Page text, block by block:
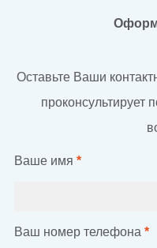
Оставьте Ваши
Ваше имя *
Ваш номер телефона *